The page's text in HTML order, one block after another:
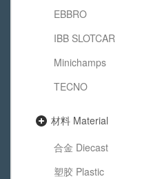
EBBRO
IBB SLOTCAR
Minichamps
TECNO
材料 Material
合金 Diecast
塑胶 Plastic